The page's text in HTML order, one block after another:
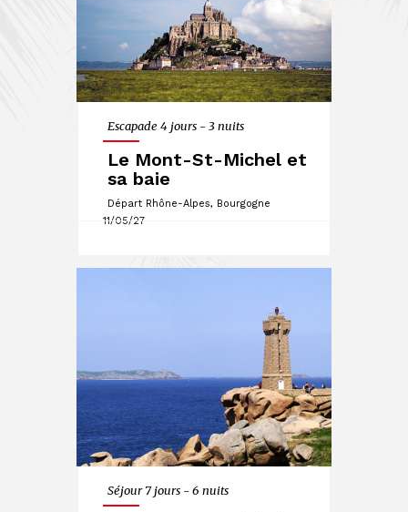
Escapade 4 jours - 3 nuits
Le Mont-St-Michel et
sa baie
Départ Rhône-Alpes, Bourgogne
11/05/27
Séjour 7 jours - 6 nuits